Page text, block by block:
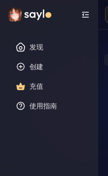
发现
创建
充值
使用指南